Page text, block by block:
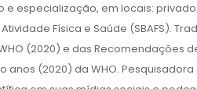
especialização, em locais:
Física e Saúde (SBAFS).
(2020) e das Recomendações
(2020) da WHO.